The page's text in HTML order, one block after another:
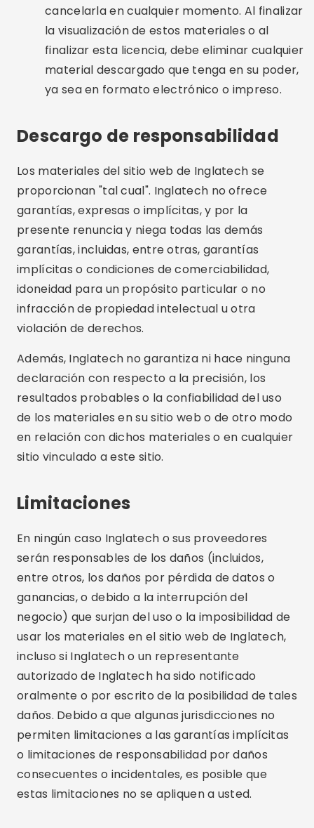
cancelarla en cualquier momento. Al finalizar
la visualización de estos materiales o al
finalizar esta licencia, debe eliminar cualquier
material descargado que tenga en su poder,
ya sea en formato electrónico o impreso.
Descargo de responsabilidad
Los materiales del sitio web de Inglatech se
proporcionan "tal cual". Inglatech no ofrece
garantías, expresas o implícitas, y por la
presente renuncia y niega todas las demás
garantías, incluidas, entre otras, garantías
implícitas o condiciones de comerciabilidad,
idoneidad para un propósito particular o no
infracción de propiedad intelectual u otra
violación de derechos.
Además, Inglatech no garantiza ni hace ninguna
declaración con respecto a la precisión, los
resultados probables o la confiabilidad del uso
de los materiales en su sitio web o de otro modo
en relación con dichos materiales o en cualquier
sitio vinculado a este sitio.
Limitaciones
En ningún caso Inglatech o sus proveedores
serán responsables de los daños (incluidos,
entre otros, los daños por pérdida de datos o
ganancias, o debido a la interrupción del
negocio) que surjan del uso o la imposibilidad de
usar los materiales en el sitio web de Inglatech,
incluso si Inglatech o un representante
autorizado de Inglatech ha sido notificado
oralmente o por escrito de la posibilidad de tales
daños. Debido a que algunas jurisdicciones no
permiten limitaciones a las garantías implícitas
o limitaciones de responsabilidad por daños
consecuentes o incidentales, es posible que
estas limitaciones no se apliquen a usted.